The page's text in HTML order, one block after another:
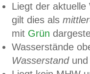
Liegt der
gilt dies als
mit Grün
Wasserstände
Wasserstandund